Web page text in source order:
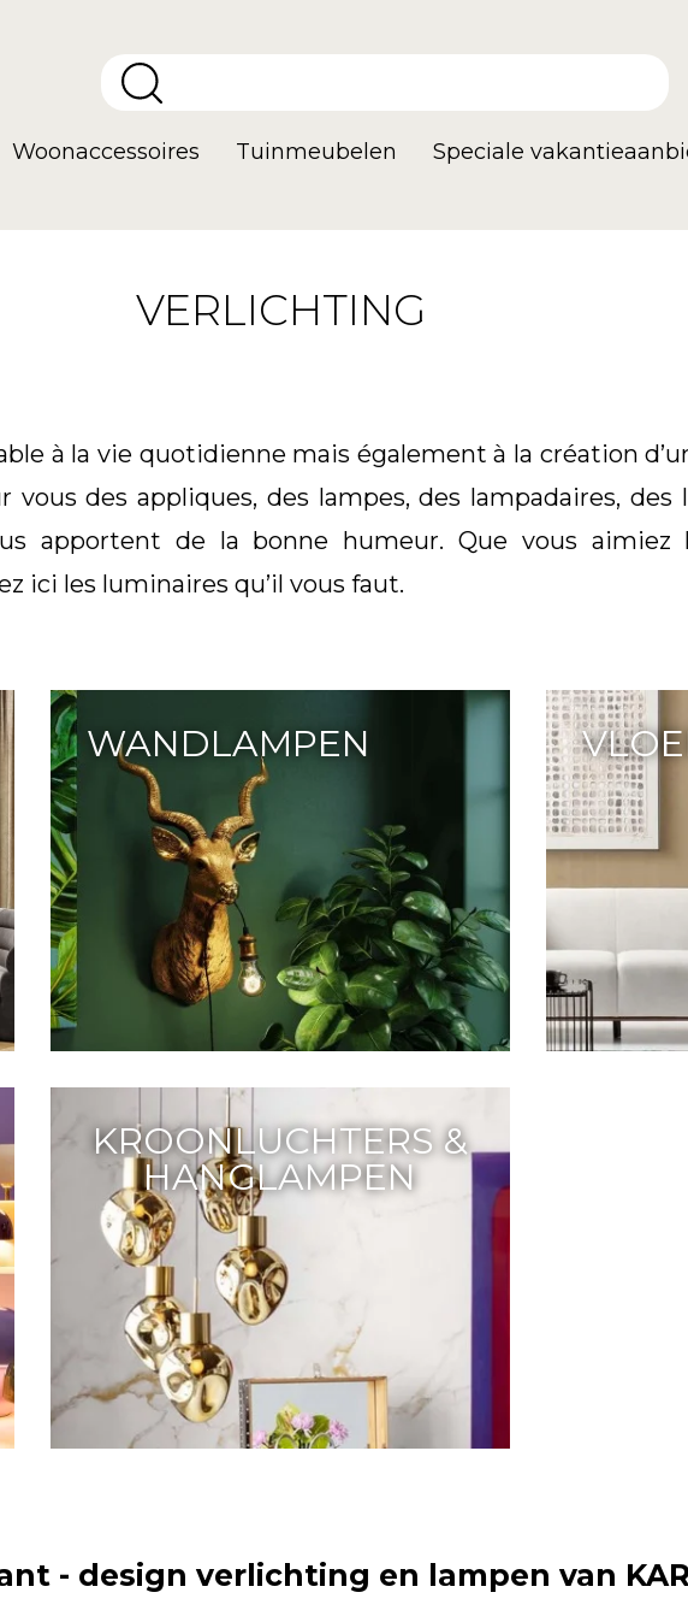
Woonaccessoires Tuinmeubelen Speciale
VERLICHTING
à la vie quotidienne mais également à la création
vous des appliques, des lampes, des lampadaires,
apportent de la bonne humeur. Que vous aimiez
ici les luminaires qu’il vous faut.
WANDLAMPEN
KROONLUCHTERS &
HANGLAMPEN
- design verlichting en lampen van